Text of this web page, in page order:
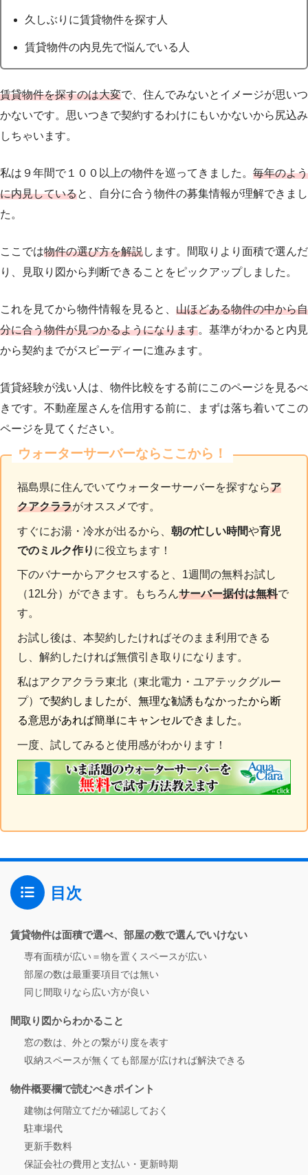
久しぶりに賃貸物件を探す人
賃貸物件の内見先で悩んでいる人
賃貸物件を探すのは大変で、住んでみないとイメージが思いつ
かないです。思いつきで契約するわけにもいかないから尻込み
しちゃいます。
私は９年間で１００以上の物件を巡ってきました。 毎年のよう
に内見していると、自分に合う物件の募集情報が理解できまし
た。
ここでは物件の選び方を解説します。間取りより面積で選んだ
り、見取り図から判断できることをピックアップしました。
これを見てから物件情報を見ると、 山ほどある物件の中から自
分に合う物件が見つかるようになります。基準がわかると内見
から契約までがスピーディーに進みます。
賃貸経験が浅い人は、物件比較をする前にこのページを見るべ
きです。不動産屋さんを信用する前に、まずは落ち着いてこの
ページを見てください。
ウォーターサーバーならここから！
福島県に住んでいてウォーターサーバーを探すならア
クアクララがオススメです。
すぐにお湯・冷水が出るから、朝の忙しい時間や育児
でのミルク作り に役立ちます！
下のバナーからアクセスすると、1週間の無料お試し
（12L分）ができます。もちろんサーバー据付は無料で
す。
お試し後は、本契約したければそのまま利用できる
し、解約したければ無償引き取りになります。
私はアクアクララ東北（東北電力・ユアテックグルー
プ） で契約しましたが、無理な勧誘もなかったから断
る意思があれば簡単にキャンセルできました。
一度、試してみると使用感がわかります！
目次
賃貸物件は面積で選べ、部屋の数で選んでいけない
専有面積が広い＝物を置くスペースが広い
部屋の数は最重要項目では無い
同じ間取りなら広い方が良い
間取り図からわかること
窓の数は、外との繋がり度を表す
収納スペースが無くても部屋が広ければ解決できる
物件概要欄で読むべきポイント
建物は何階立てだか確認しておく
駐車場代
更新手数料
保証会社の費用と支払い・更新時期